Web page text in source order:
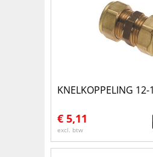
KNELKOPPELING 12-
€ 5,11
excl. btw